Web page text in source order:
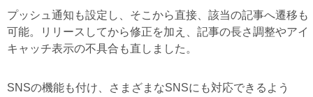
プッシュ通知も設定し、そこから直接、該当の記事へ遷移も
可能。リリースしてから修正を加え、記事の長さ調整やアイ
キャッチ表示の不具合も直しました。
SNSの機能も付け、さまざまなSNSにも対応できるよう